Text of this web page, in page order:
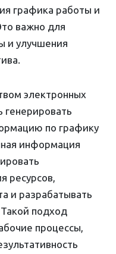
графика работы и
важно для
и улучшения
электронных
генерировать
по графику
информация
ресурсов,
и разрабатывать
Такой подход
процессы,